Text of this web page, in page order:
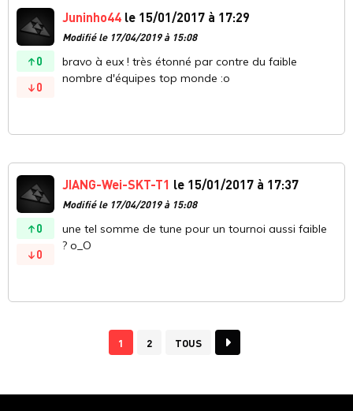
0
0
Juninho44 le 15/01/2017 à 17:29
Modifié le 17/04/2019 à 15:08
bravo à eux ! très étonné par contre du faible
nombre d'équipes top monde :o
0
0
JIANG-Wei-SKT-T1 le 15/01/2017 à 17:37
Modifié le 17/04/2019 à 15:08
une tel somme de tune pour un tournoi aussi faible
? o_O
1 2 TOUS